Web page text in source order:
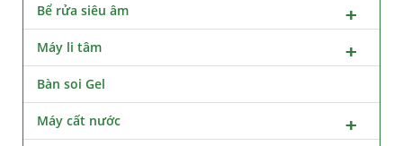
Bể rửa siêu âm
Máy li tâm
Bàn soi Gel
Máy cất nước